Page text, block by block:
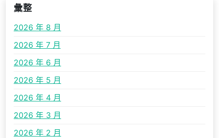
彙整
2026 年 8 月
2026 年 7 月
2026 年 6 月
2026 年 5 月
2026 年 4 月
2026 年 3 月
2026 年 2 月